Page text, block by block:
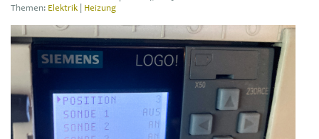
Themen: Elektrik Heizung